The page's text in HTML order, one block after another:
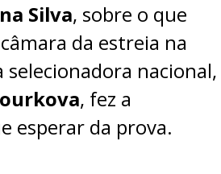
Silva, sobre o que
da estreia na
selecionadora nacional,
, fez a
esperar da prova.